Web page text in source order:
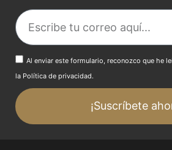
Al enviar este formulario, reconozco que he
la Política de privacidad.
¡Suscríbete